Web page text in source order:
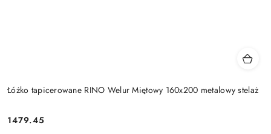
Łóżko tapicerowane RINO Welur Miętowy 160x200 metalowy stelaż
Cena:
1479.45